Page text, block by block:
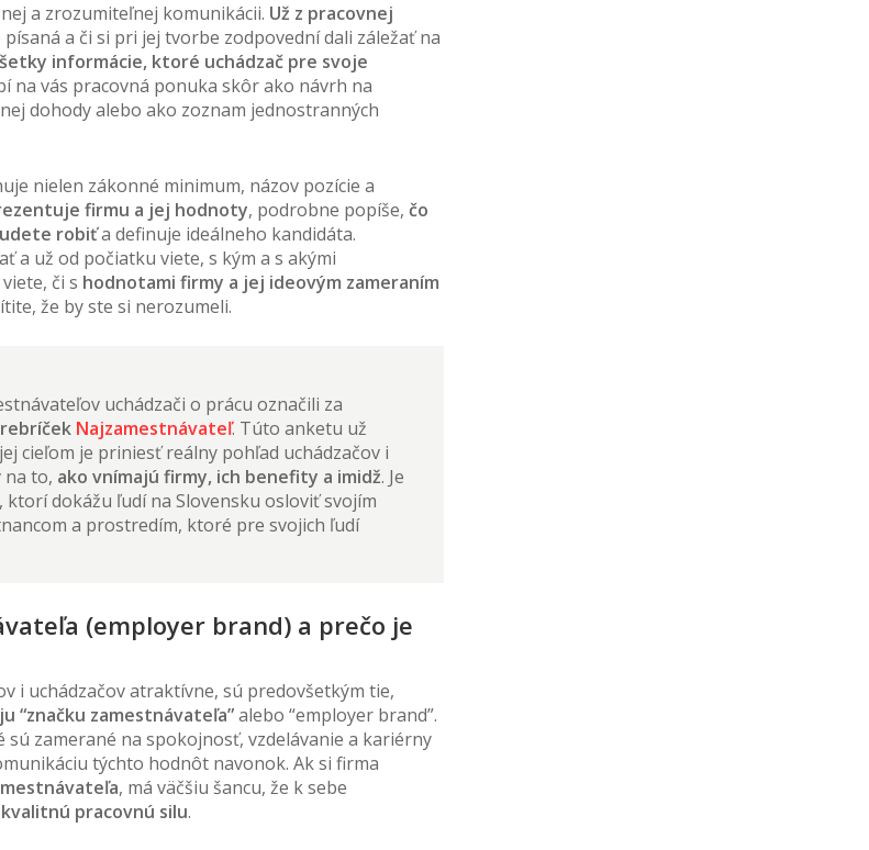
a zrozumiteľnej komunikácii. Už z pracovnej
a či si pri jej tvorbe zodpovední dali záležať na
informácie, ktoré uchádzač pre svoje
na vás pracovná ponuka skôr ako návrh na
dohody alebo ako zoznam jednostranných
nielen zákonné minimum, názov pozície a
firmu a jej hodnoty, podrobne popíše,čo
robiťa definuje ideálneho kandidáta.
a už od počiatku viete, s kým a s akými
či s hodnotami firmy a jej ideovým zameraním
že by ste si nerozumeli.
uchádzači o prácu označili za
rebríček Najzamestnávateľ. Túto anketu už
cieľom je priniesť reálny pohľad uchádzačov i
na to, ako vnímajú firmy, ich benefity a imidž. Je
dokážu ľudí na Slovensku osloviť svojím
a prostredím, ktoré pre svojich ľudí
(employer brand) a prečo je
i uchádzačov atraktívne, sú predovšetkým tie,
“značku zamestnávateľa”alebo “employer brand”.
zamerané na spokojnosť, vzdelávanie a kariérny
týchto hodnôt navonok. Ak si firma
, má väčšiu šancu, že k sebe
pracovnú silu.